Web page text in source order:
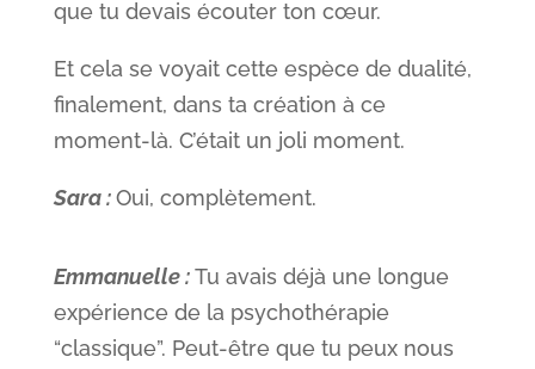
que tu devais écouter ton cœur.
Et cela se voyait cette espèce de dualité,
finalement, dans ta création à ce
moment-là. C’était un joli moment.
Sara : Oui, complètement.
Emmanuelle :Tu avais déjà une longue
expérience de la psychothérapie
“classique”. Peut-être que tu peux nous